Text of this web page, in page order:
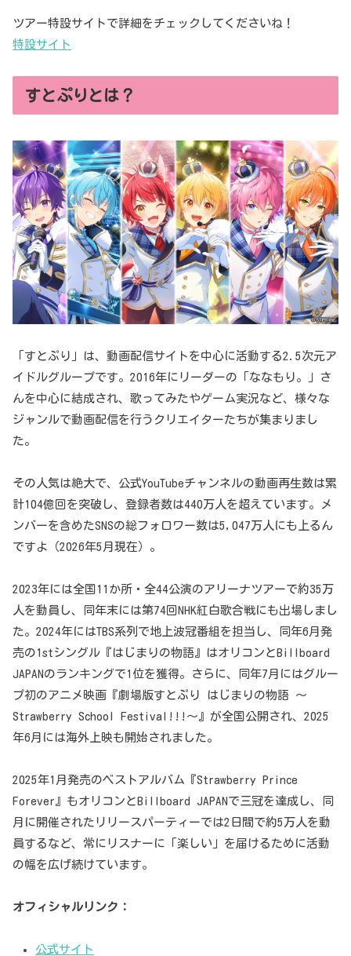
ツアー特設サイトで詳細をチェックしてくださいね！
特設サイト
すとぷりとは？
「すとぷり」は、動画配信サイトを中心に活動する2.5次元ア
イドルグループです。2016年にリーダーの「ななもり。」さ
んを中心に結成され、歌ってみたやゲーム実況など、様々な
ジャンルで動画配信を行うクリエイターたちが集まりまし
た。
その人気は絶大で、公式YouTubeチャンネルの動画再生数は累
計104億回を突破し、登録者数は440万人を超えています。メ
ンバーを含めたSNSの総フォロワー数は5,047万人にも上るん
ですよ（2026年5月現在）。
2023年には全国11か所・全44公演のアリーナツアーで約35万
人を動員し、同年末には第74回NHK紅白歌合戦にも出場しまし
た。2024年にはTBS系列で地上波冠番組を担当し、同年6月発
売の1stシングル『はじまりの物語』はオリコンとBillboard
JAPANのランキングで1位を獲得。さらに、同年7月にはグルー
プ初のアニメ映画『劇場版すとぷり はじまりの物語 ～
Strawberry School Festival!!!～』が全国公開され、2025
年6月には海外上映も開始されました。
2025年1月発売のベストアルバム『Strawberry Prince
Forever』もオリコンとBillboard JAPANで三冠を達成し、同
月に開催されたリリースパーティーでは2日間で約5万人を動
員するなど、常にリスナーに「楽しい」を届けるために活動
の幅を広げ続けています。
オフィシャルリンク：
公式サイト